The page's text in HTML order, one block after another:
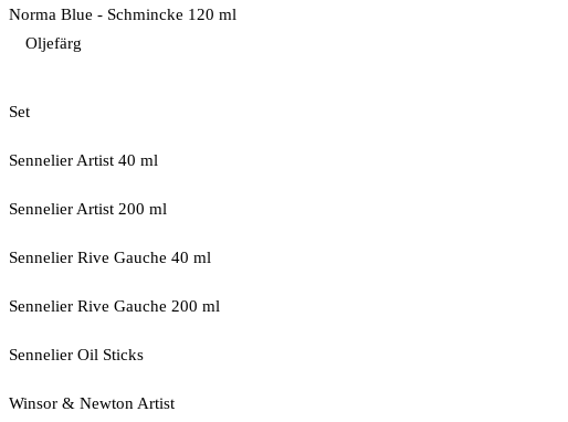
Norma Blue - Schmincke 120 ml
Oljefärg
Set
Sennelier Artist 40 ml
Sennelier Artist 200 ml
Sennelier Rive Gauche 40 ml
Sennelier Rive Gauche 200 ml
Sennelier Oil Sticks
Winsor & Newton Artist